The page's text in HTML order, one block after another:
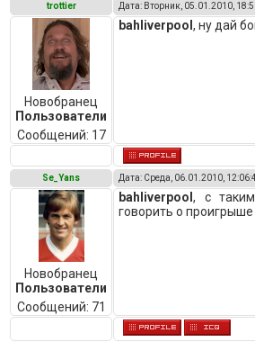
trottier Дата: Вторник, 05.01.2010,
Новобранец
Пользователи
Сообщений: 17
bahliverpool, ну дай
Se_Yans Дата: Среда, 06.01.2010,
Новобранец
Пользователи
Сообщений: 71
bahliverpool, с
говорить о проигрыше